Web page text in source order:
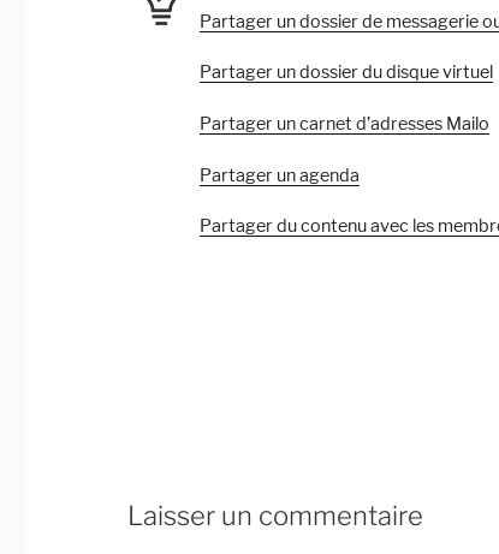
Partager un dossier de messagerie
Partager un dossier du disque virtuel
Partager un carnet d’adresses Mailo
Partager un agenda
Partager du contenu avec les
Laisser un commentaire